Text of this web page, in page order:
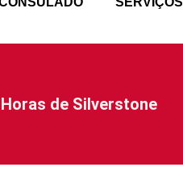
de Silverstone